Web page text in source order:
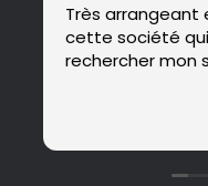
Très
cette société
rechercher mon